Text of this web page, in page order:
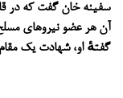
سفینه خان گفت که در
آن هر عضو نیروهای
گفتهٔ او، شهادت یک